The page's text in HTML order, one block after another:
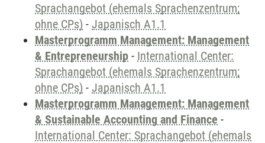
Sprachangebot (ehemals Sprachenzentrum;
ohne CPs) - Japanisch A1.1
Masterprogramm Management: Management
& Entrepreneurship - International Center:
Sprachangebot (ehemals Sprachenzentrum;
ohne CPs) - Japanisch A1.1
Masterprogramm Management: Management
& Sustainable Accounting and Finance -
International Center: Sprachangebot (ehemals